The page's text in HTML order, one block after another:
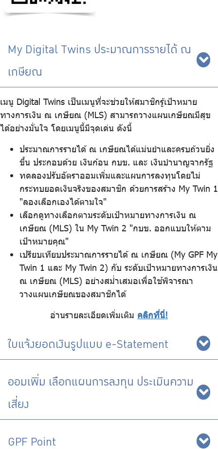
My Digital Twins ประมาณการรายได้ ณ
เกษียณ
เมนู Digital Twins เป็นเมนูที่จะช่วยให้สมาชิกรู้เป้าหมาย
ทางการเงิน ณ เกษียณ (MLS) สามารถวางแผนเกษียณมีสุข
ได้อย่างมั่นใจ โดยเมนูนี้มีจุดเด่น ดังนี้
ประมาณการรายได้ ณ เกษียณได้แม่นยำและครบถ้วนยิ่ง
ขึ้น ประกอบด้วย เงินก้อน กบข. และ เงินบำนาญจากรัฐ
ทดลองปรับอัตราออมเพิ่มและแผนการลงทุนโดยไม่
กระทบยอดเงินจริงของสมาชิก ด้วยการสร้าง My Twin 1
"ลองเลือกเองได้ตามใจ"
เลือกดูทางเลือกตามระดับเป้าหมายทางการเงิน ณ
เกษียณ (MLS) ใน My Twin 2 "กบข. ออกแบบให้ตาม
เป้าหมายคุณ"
เปรียบเทียบประมาณการรายได้ ณ เกษียณ (My GPF My
Twin 1 และ My Twin 2) กับ ระดับเป้าหมายทางการเงิน
ณ เกษียณ (MLS) อย่างสม่ำเสมอเพื่อใช้พิจารณา
วางแผนเกษียณของสมาชิกได้
อ่านรายละเอียดเพิ่มเติม คลิกที่นี่!
ใบแจ้งยอดเงินรูปแบบ e-Statement
ออมเพิ่ม เลือกแผนการลงทุน ประเมินความ
เสี่ยง
GPF Point